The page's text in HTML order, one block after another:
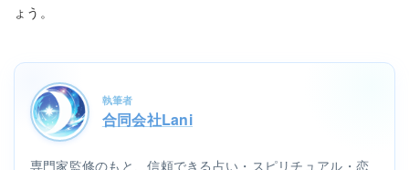
ょう。
執筆者
合同会社Lani
専門家監修のもと、信頼できる占い・スピリチュアル・恋